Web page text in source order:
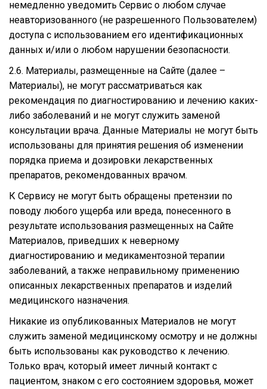
немедленно уведомить Сервис о любом случае
неавторизованного (не разрешенного Пользователем)
доступа с использованием его идентификационных
данных и/или о любом нарушении безопасности.
2.6. Материалы, размещенные на Сайте (далее –
Материалы), не могут рассматриваться как
рекомендация по диагностированию и лечению каких-
либо заболеваний и не могут служить заменой
консультации врача. Данные Материалы не могут быть
использованы для принятия решения об изменении
порядка приема и дозировки лекарственных
препаратов, рекомендованных врачом.
К Сервису не могут быть обращены претензии по
поводу любого ущерба или вреда, понесенного в
результате использования размещенных на Сайте
Материалов, приведших к неверному
диагностированию и медикаментозной терапии
заболеваний, а также неправильному применению
описанных лекарственных препаратов и изделий
медицинского назначения.
Никакие из опубликованных Материалов не могут
служить заменой медицинскому осмотру и не должны
быть использованы как руководство к лечению.
Только врач, который имеет личный контакт с
пациентом, знаком с его состоянием здоровья, может